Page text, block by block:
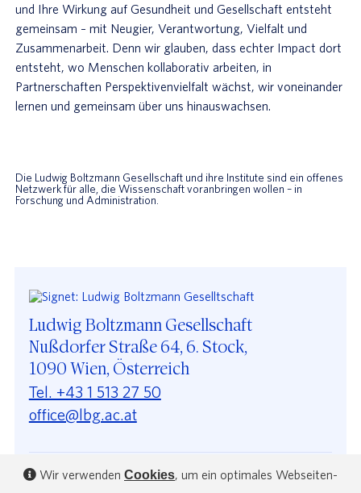
und Ihre Wirkung auf Gesundheit und Gesellschaft entsteht
gemeinsam – mit Neugier, Verantwortung, Vielfalt und
Zusammenarbeit. Denn wir glauben, dass echter Impact dort
entsteht, wo Menschen kollaborativ arbeiten, in
Partnerschaften Perspektivenvielfalt wächst, wir voneinander
lernen und gemeinsam über uns hinauswachsen.
Die Ludwig Boltzmann Gesellschaft und ihre Institute sind ein offenes
Netzwerk für alle, die Wissenschaft voranbringen wollen – in
Forschung und Administration.
Ludwig Boltzmann Gesellschaft
Nußdorfer Straße 64, 6. Stock,
1090 Wien, Österreich
Tel. +43 1 513 27 50
office@lbg.ac.at
Unsere Forschung
LBG Dossiers
Wir verwenden Cookies, um ein optimales Webseiten-